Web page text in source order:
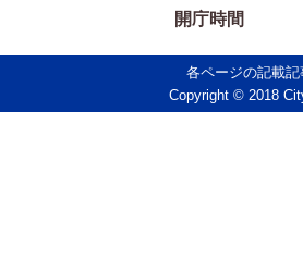
開庁時間
各ページの記載
Copyright © 2018